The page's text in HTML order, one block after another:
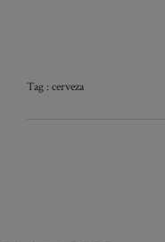
Tag : cerveza